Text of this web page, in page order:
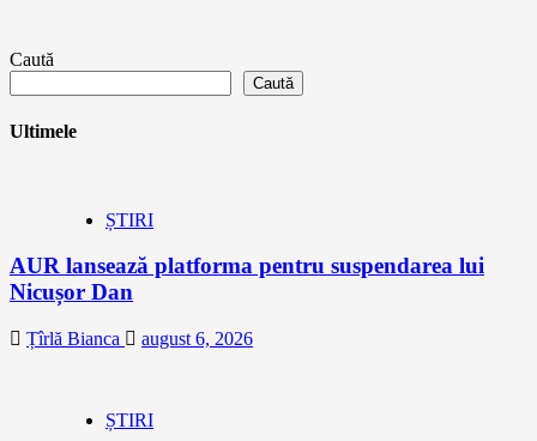
Caută
Caută
Ultimele
ȘTIRI
AUR lansează platforma pentru suspendarea lui
Nicușor Dan
Țîrlă Bianca august 6, 2026
ȘTIRI